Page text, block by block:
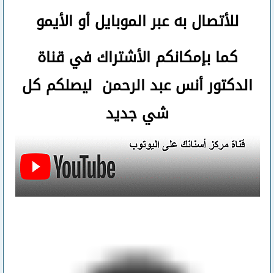
للأتصالبه عبر الموبايل أو الأيمو
كما بإمكانكم الأشتراك في قناة
الدكتور أنس عبد الرحمن ليصلكم كل
شي جديد